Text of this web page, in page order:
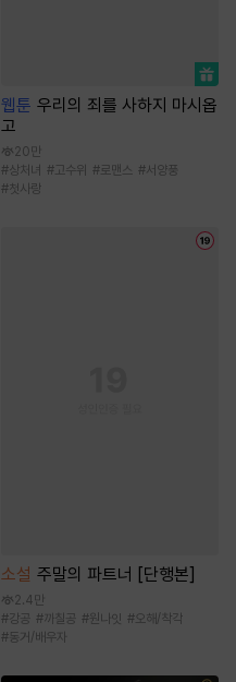
웹툰 우리의 죄를 사하지 마시옵
고
20만
#상처녀 #고수위 #로맨스 #서양풍
#첫사랑
소설 주말의 파트너 [단행본]
2.4만
#강공 #까칠공 #원나잇 #오해/착각
#동거/배우자